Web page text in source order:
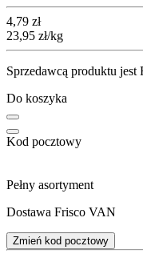
Cena
4,79 zł
23,95 zł/kg
Sprzedawcą produktu jest
Do koszyka
Kod pocztowy
Pełny asortyment
Dostawa Frisco VAN
Zmień kod pocztowy